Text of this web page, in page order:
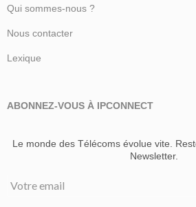
Qui sommes-nous ?
Nous contacter
Lexique
ABONNEZ-VOUS À IPCONNECT
Le monde des Télécoms évolue vite.
Newsletter.